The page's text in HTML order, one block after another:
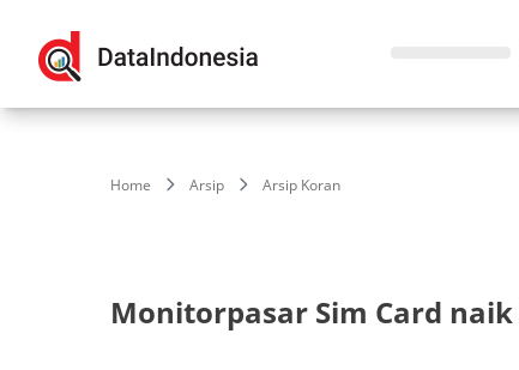
Home Arsip Arsip Koran
Monitorpasar Sim Card naik